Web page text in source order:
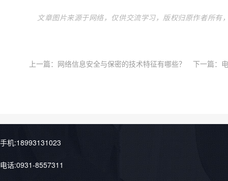
文章图片来源于网络，仅供交流学习，版权归原作者所有
上一篇： 网络信息安全与保密的技术特征有哪些？ 下一篇：
手机:18993131023
电话:0931-8557311